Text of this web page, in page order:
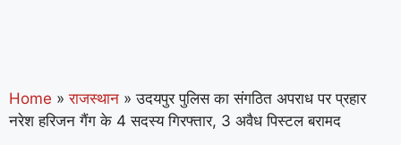
Home » राजस्थान » उदयपुर पुलिस का संगठित अपराध पर प्रहार
नरेश हरिजन गैंग के 4 सदस्य गिरफ्तार, 3 अवैध पिस्टल बरामद